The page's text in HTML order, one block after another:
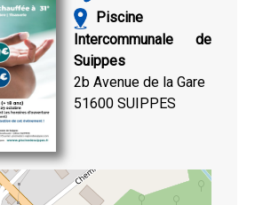
Piscine
Intercommunale de
Suippes
2b Avenue de la Gare
51600 SUIPPES